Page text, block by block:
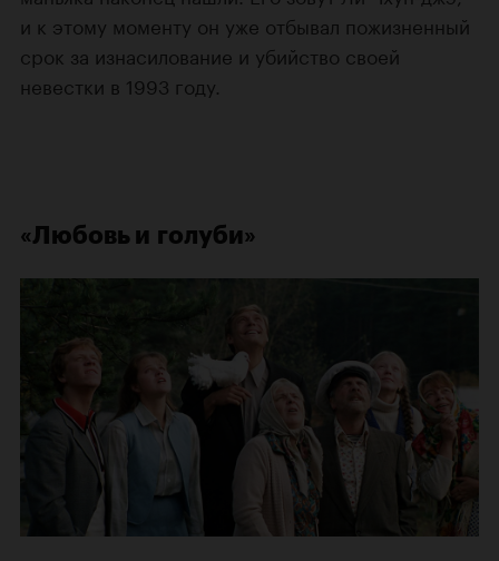
и к этому моменту он уже отбывал пожизненный
срок за изнасилование и убийство своей
невестки в 1993 году.
«Любовь и голуби»